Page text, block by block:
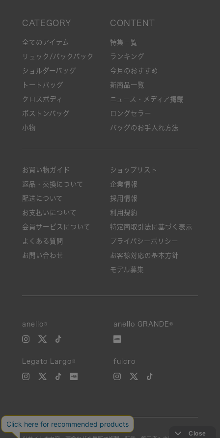
新着
SALE
カラー
全てのアイテム
リュック/バックパック
ショルダーバッグ
トートバッグ
クロスボディ
ボストンバッグ
小物
特集一覧
ランキング
今月のおすすめ
新商品一覧
ニュース・メディア掲載
ロングセラー
バッグのお手入れ方法
お買い物ガイド
返品・交換について
配送について
お支払いについて
会員サービスについて
よくある質問
お問い合わせ
ショップリスト
企業情報
採用情報
利用規約
特定商取引法に基づく表示
プライバシーポリシー
お客様対応の基本方針
モデル募集
anello® anello GRANDE®
Legato Largo® fulcro